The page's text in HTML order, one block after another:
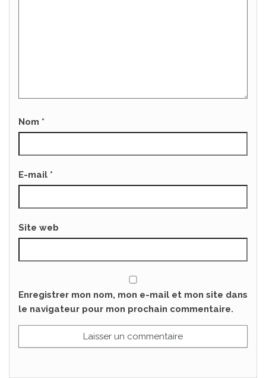
Nom *
E-mail *
Site web
Enregistrer mon nom, mon e-mail et mon site dans
le navigateur pour mon prochain commentaire.